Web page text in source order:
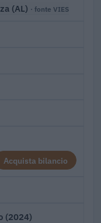
(AL) · fonte VIES
Acquista bilancio
(2024)